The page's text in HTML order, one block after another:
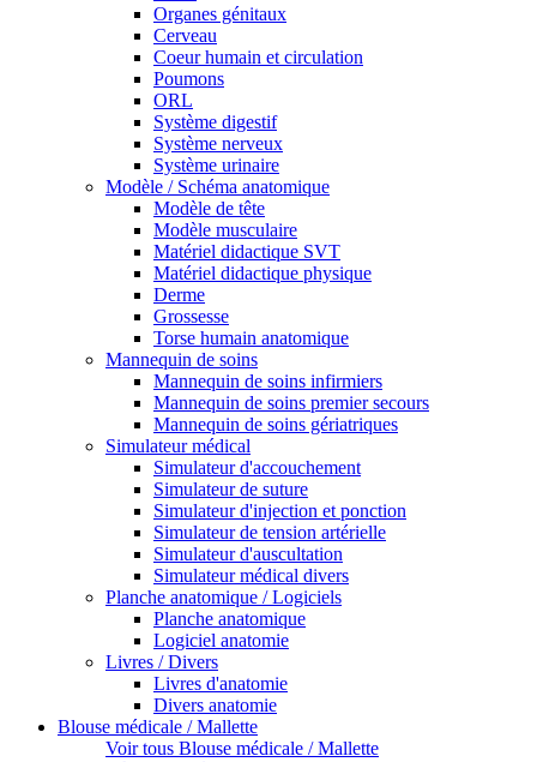
Organes génitaux
Cerveau
Coeur humain et circulation
Poumons
ORL
Système digestif
Système nerveux
Système urinaire
Modèle / Schéma anatomique
Modèle de tête
Modèle musculaire
Matériel didactique SVT
Matériel didactique physique
Derme
Grossesse
Torse humain anatomique
Mannequin de soins
Mannequin de soins infirmiers
Mannequin de soins premier secours
Mannequin de soins gériatriques
Simulateur médical
Simulateur d'accouchement
Simulateur de suture
Simulateur d'injection et ponction
Simulateur de tension artérielle
Simulateur d'auscultation
Simulateur médical divers
Planche anatomique / Logiciels
Planche anatomique
Logiciel anatomie
Livres / Divers
Livres d'anatomie
Divers anatomie
Blouse médicale / Mallette
Voir tous Blouse médicale / Mallette